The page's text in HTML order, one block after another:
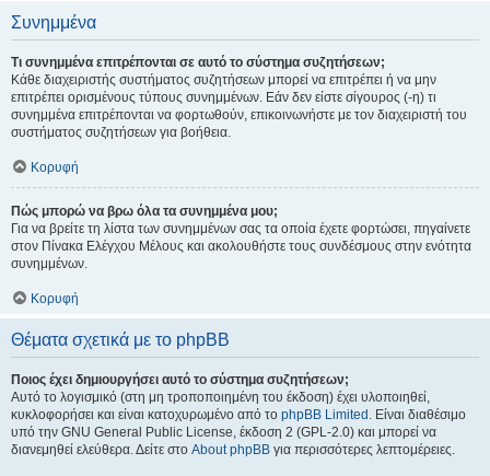
Συνημμένα
Τι συνημμένα επιτρέπονται σε αυτό το σύστημα συζητήσεων;
Κάθε διαχειριστής συστήματος συζητήσεων μπορεί να επιτρέπει ή να μην
επιτρέπει ορισμένους τύπους συνημμένων. Εάν δεν είστε σίγουρος (-η) τι
συνημμένα επιτρέπονται να φορτωθούν, επικοινωνήστε με τον διαχειριστή του
συστήματος συζητήσεων για βοήθεια.
Κορυφή
Πώς μπορώ να βρω όλα τα συνημμένα μου;
Για να βρείτε τη λίστα των συνημμένων σας τα οποία έχετε φορτώσει, πηγαίνετε
στον Πίνακα Ελέγχου Μέλους και ακολουθήστε τους συνδέσμους στην ενότητα
συνημμένων.
Κορυφή
Θέματα σχετικά με το phpBB
Ποιος έχει δημιουργήσει αυτό το σύστημα συζητήσεων;
Αυτό το λογισμικό (στη μη τροποποιημένη του έκδοση) έχει υλοποιηθεί,
κυκλοφορήσει και είναι κατοχυρωμένο από το phpBB Limited . Είναι διαθέσιμο
υπό την GNU General Public License, έκδοση 2 (GPL-2.0) και μπορεί να
διανεμηθεί ελεύθερα. Δείτε στο About phpBB για περισσότερες λεπτομέρειες.